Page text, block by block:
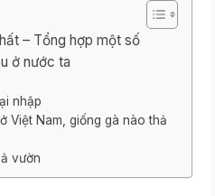
– Tổng hợp một số
ở nước ta
nhập
Việt Nam, giống gà nào thả
vườn